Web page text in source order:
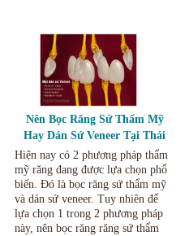
Nên Bọc Răng Sứ Thẩm Mỹ
Hay Dán Sứ Veneer Tại Thái
Nguyên.
Hiện nay có 2 phương pháp thẩm
mỹ răng đang được lựa chọn phổ
biến. Đó là bọc răng sứ thẩm mỹ
và dán sứ veneer. Tuy nhiên để
lựa chọn 1 trong 2 phương pháp
này, nên bọc răng răng sứ thẩm